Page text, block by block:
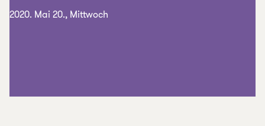
2020. Mai 20., Mittwoch